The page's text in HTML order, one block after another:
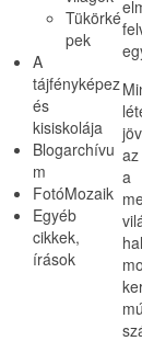
a
Tükörké
pek
A
tájfényképez
és
kisiskolája
Blogarchívu
m
FotóMozaik
Egyéb
cikkek,
írások